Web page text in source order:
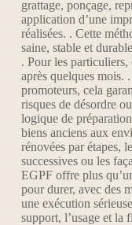
grattage, ponçage,
application d’une
réalisées. . Cette
saine, stable et
. Pour les
après quelques mois.
promoteurs, cela
risques de désordre
logique de
biens anciens aux
rénovées par étapes,
successives ou les
EGPF offre plus
pour durer, avec des
une exécution
support, l’usage et la